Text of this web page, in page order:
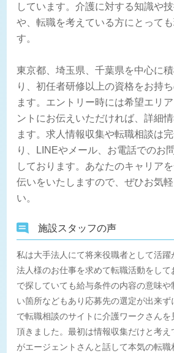
しています。介護に対する知識や
や、転職を考えている方にとって
す。
東京都、埼玉県、千葉県を中心に
り、初任者研修以上の資格をお持
ます。エントリー時には希望エリ
ントにお伝えいただければ、詳細
ます。求人情報収集や転職相談は
り、LINEやメール、お電話でのお
しております。あなたのキャリア
伝いをいたしますので、ぜひお気
い。
施設スタッフの声
私は大手法人にて将来役職者として活
法人様のお仕事を求めて転職活動をし
で探していても給与条件の内容の意味
い箇所などもあり応募先の選定が出来ず
で転職相談のサイトに介護ワークさんを
頂きました。最初は情報収集だけと考
がエージェントさんと話して本気の転職